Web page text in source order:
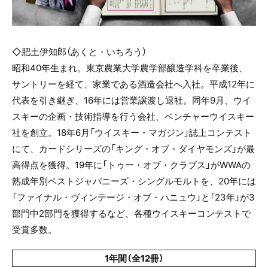
◇肥土伊知郎（あくと・いちろう）
昭和40年生まれ。東京農業大学農学部醸造学科を卒業後、
サントリーを経て、家業である酒造会社へ入社。平成12年に
代表を引き継ぎ、16年には営業譲渡し退社。同年9月、ウイ
スキーの企画・技術指導を行う会社、ベンチャーウイスキー
社を創立。18年6月「ウイスキー・マガジン」誌上コンテスト
にて、カードシリーズの「キング・オブ・ダイヤモンズ」が最
高得点を獲得。19年に「トゥー・オブ・クラブス」がWWAの
熟成年別ベストジャパニーズ・シングルモルトを、20年には
「ファイナル・ヴィンテージ・オブ・ハニュウ」と「23年」が3
部門中2部門を獲得するなど、各種ウイスキーコンテストで
受賞多数。
1年間（全12冊）